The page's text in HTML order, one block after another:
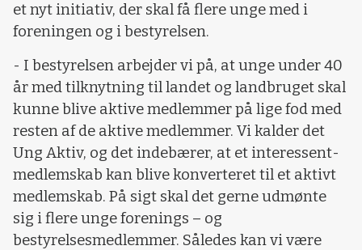
et nyt initiativ, der skal få flere unge med i
foreningen og i bestyrelsen.
- I bestyrelsen arbejder vi på, at unge under 40
år med tilknytning til landet og landbruget skal
kunne blive aktive medlemmer på lige fod med
resten af de aktive medlemmer. Vi kalder det
Ung Aktiv, og det indebærer, at et interessent-
medlemskab kan blive konverteret til et aktivt
medlemskab. På sigt skal det gerne udmønte
sig i flere unge forenings – og
bestyrelsesmedlemmer. Således kan vi være